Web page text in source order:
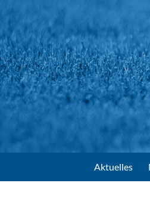
FV Gondelsheim e.V.Zum Inhalt
Aktuelles